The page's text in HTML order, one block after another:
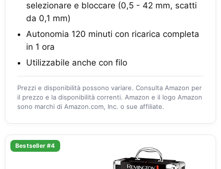
selezionare e bloccare (0,5 - 42 mm, scatti
da 0,1 mm)
Autonomia 120 minuti con ricarica completa
in 1 ora
Utilizzabile anche con filo
Prezzi e disponibilità possono variare. Consulta Amazon per
il prezzo e la disponibilità correnti. Amazon e il logo Amazon
sono marchi di Amazon.com, Inc. o sue affiliate.
Bestseller #4